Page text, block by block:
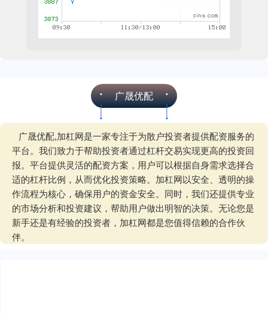
广晟优配
广晟优配,加杠网是一家专注于为散户投资者提供配资服务的
平台。我们致力于帮助投资者通过杠杆交易实现更高的投资回
报。平台提供灵活的配资方案，用户可以根据自身需求选择合
适的杠杆比例，从而优化投资策略。加杠网以安全、透明的操
作流程为核心，确保用户的资金安全。同时，我们还提供专业
的市场分析和投资建议，帮助用户做出明智的决策。无论您是
新手还是有经验的投资者，加杠网都是您值得信赖的合作伙
伴。